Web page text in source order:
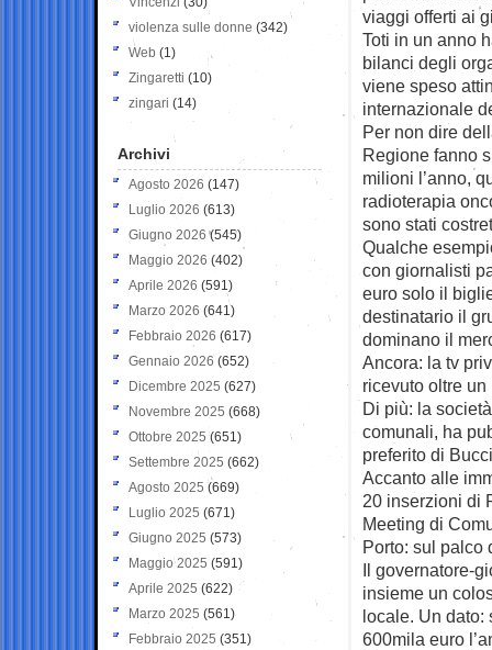
viaggi offerti ai
Toti in un anno
bilanci degli
viene speso
internazionale
Per non dire
Regione fanno
milioni l’anno,
radioterapia
sono stati
Qualche
con giornalisti
euro solo il
destinatario il
dominano il
Ancora: la tv
ricevuto oltre
Di più: la
comunali, ha
preferito di
Accanto alle
20 inserzioni di
Meeting di
Porto: sul palco
Il governatore-
insieme un
locale. Un dato:
600mila euro
violenza sulle donne (342)
Web (1)
Zingaretti (10)
zingari (14)
Archivi
Agosto 2026 (147)
Luglio 2026 (613)
Giugno 2026 (545)
Maggio 2026 (402)
Aprile 2026 (591)
Marzo 2026 (641)
Febbraio 2026 (617)
Gennaio 2026 (652)
Dicembre 2025 (627)
Novembre 2025 (668)
Ottobre 2025 (651)
Settembre 2025 (662)
Agosto 2025 (669)
Luglio 2025 (671)
Giugno 2025 (573)
Maggio 2025 (591)
Aprile 2025 (622)
Marzo 2025 (561)
Febbraio 2025 (351)